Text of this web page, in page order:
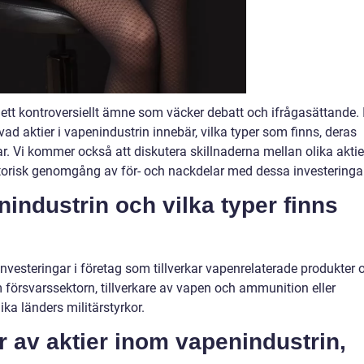
kontroversiellt ämne som väcker debatt och ifrågasättande.
aktier i vapenindustrin innebär, vilka typer som finns, deras
Vi kommer också att diskutera skillnaderna mellan olika
genomgång av för- och nackdelar med dessa
och vilka typer finns
i företag som tillverkar vapenrelaterade produkter
tillverkare av vapen och ammunition eller
länders militärstyrkor.
av aktier inom vapenindustrin,